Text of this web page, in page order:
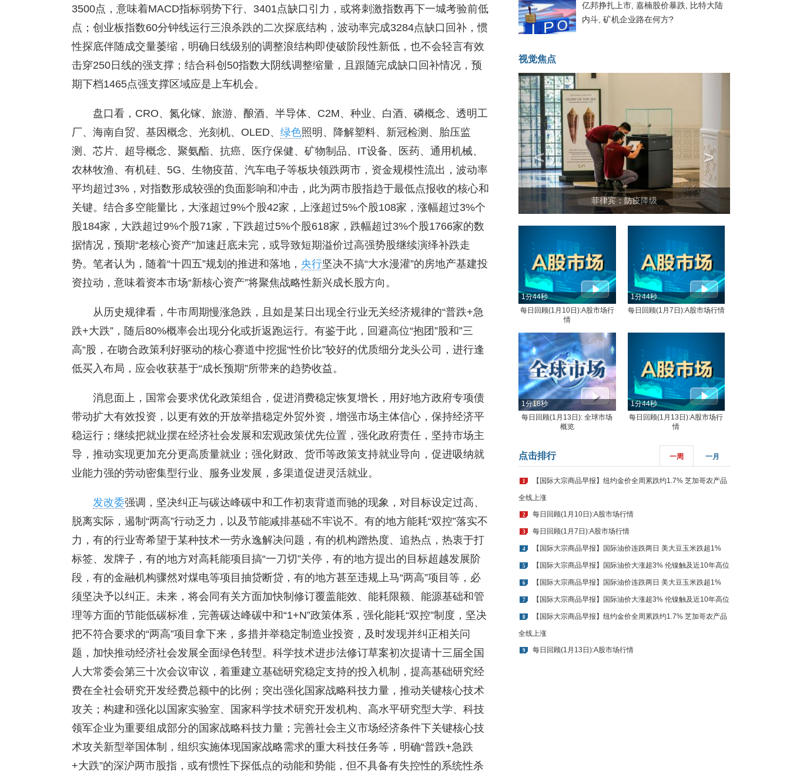
3500点，意味着MACD指标弱势下行、3401点缺口引力，或将刺激指数再下一城考验前低
点；创业板指数60分钟线运行三浪杀跌的二次探底结构，波动率完成3284点缺口回补，惯
性探底伴随成交量萎缩，明确日线级别的调整浪结构即使破阶段性新低，也不会轻言有效
击穿250日线的强支撑；结合科创50指数大阴线调整缩量，且跟随完成缺口回补情况，预
期下档1465点强支撑区域应是上车机会。
盘口看，CRO、氮化镓、旅游、酿酒、半导体、C2M、种业、白酒、磷概念、透明工
厂、海南自贸、基因概念、光刻机、OLED、 绿色照明、降解塑料、新冠检测、胎压监
测、芯片、超导概念、聚氨酯、抗癌、医疗保健、矿物制品、IT设备、医药、通用机械、
农林牧渔、有机硅、5G、生物疫苗、汽车电子等板块领跌两市，资金规模性流出，波动率
平均超过3%，对指数形成较强的负面影响和冲击，此为两市股指趋于最低点报收的核心和
关键。结合多空能量比，大涨超过9%个股42家，上涨超过5%个股108家，涨幅超过3%个
股184家，大跌超过9%个股71家，下跌超过5%个股618家，跌幅超过3%个股1766家的数
据情况，预期“老核心资产”加速赶底未完，或导致短期溢价过高强势股继续演绎补跌走
势。笔者认为，随着“十四五”规划的推进和落地， 央行坚决不搞“大水漫灌”的房地产基建投
资拉动，意味着资本市场“新核心资产”将聚焦战略性新兴成长股方向。
从历史规律看，牛市周期慢涨急跌，且如是某日出现全行业无关经济规律的“普跌+急
跌+大跌”，随后80%概率会出现分化或折返跑运行。有鉴于此，回避高位“抱团”股和”三
高“股，在吻合政策利好驱动的核心赛道中挖掘“性价比”较好的优质细分龙头公司，进行逢
低买入布局，应会收获基于“成长预期”所带来的趋势收益。
消息面上，国常会要求优化政策组合，促进消费稳定恢复增长，用好地方政府专项债
带动扩大有效投资，以更有效的开放举措稳定外贸外资，增强市场主体信心，保持经济平
稳运行；继续把就业摆在经济社会发展和宏观政策优先位置，强化政府责任，坚持市场主
导，推动实现更加充分更高质量就业；强化财政、货币等政策支持就业导向，促进吸纳就
业能力强的劳动密集型行业、服务业发展，多渠道促进灵活就业。
发改委强调，坚决纠正与碳达峰碳中和工作初衷背道而驰的现象，对目标设定过高、
脱离实际，遏制“两高”行动乏力，以及节能减排基础不牢说不。有的地方能耗“双控”落实不
力，有的行业寄希望于某种技术一劳永逸解决问题，有的机构蹭热度、追热点，热衷于打
标签、发牌子，有的地方对高耗能项目搞“一刀切”关停，有的地方提出的目标超越发展阶
段，有的金融机构骤然对煤电等项目抽贷断贷，有的地方甚至违规上马“两高”项目等，必
须坚决予以纠正。未来，将会同有关方面加快制修订覆盖能效、能耗限额、能源基础和管
理等方面的节能低碳标准，完善碳达峰碳中和“1+N”政策体系，强化能耗“双控”制度，坚决
把不符合要求的“两高”项目拿下来，多措并举稳定制造业投资，及时发现并纠正相关问
题，加快推动经济社会发展全面绿色转型。科学技术进步法修订草案初次提请十三届全国
人大常委会第三十次会议审议，着重建立基础研究稳定支持的投入机制，提高基础研究经
费在全社会研究开发经费总额中的比例；突出强化国家战略科技力量，推动关键核心技术
攻关；构建和强化以国家实验室、国家科学技术研究开发机构、高水平研究型大学、科技
领军企业为重要组成部分的国家战略科技力量；完善社会主义市场经济条件下关键核心技
术攻关新型举国体制，组织实施体现国家战略需求的重大科技任务等，明确“普跌+急跌
+大跌”的深沪两市股指，或有惯性下探低点的动能和势能，但不具备有失控性的系统性杀
亿邦挣扎上市, 嘉楠股价暴跌, 比特大陆
内斗, 矿机企业路在何方?
视觉焦点
坐上火车看老挝
< >
1分44秒
每日回顾(1月10日):A股市场行
情
1分44秒
每日回顾(1月7日):A股市场行情
1分18秒
每日回顾(1月13日): 全球市场
概览
1分44秒
每日回顾(1月13日):A股市场行
情
1 【国际大宗商品早报】纽约金价全周累跌约1.7% 芝加哥农产品
全线上涨
每日回顾(1月7日):A股市场行情
【国际大宗商品早报】国际油价连跌两日 美大豆玉米跌超1%
【国际大宗商品早报】国际油价大涨超3% 伦镍触及近10年高位
【国际大宗商品早报】国际油价连跌两日 美大豆玉米跌超1%
【国际大宗商品早报】国际油价大涨超3% 伦镍触及近10年高位
【国际大宗商品早报】纽约金价全周累跌约1.7% 芝加哥农产品
全线上涨